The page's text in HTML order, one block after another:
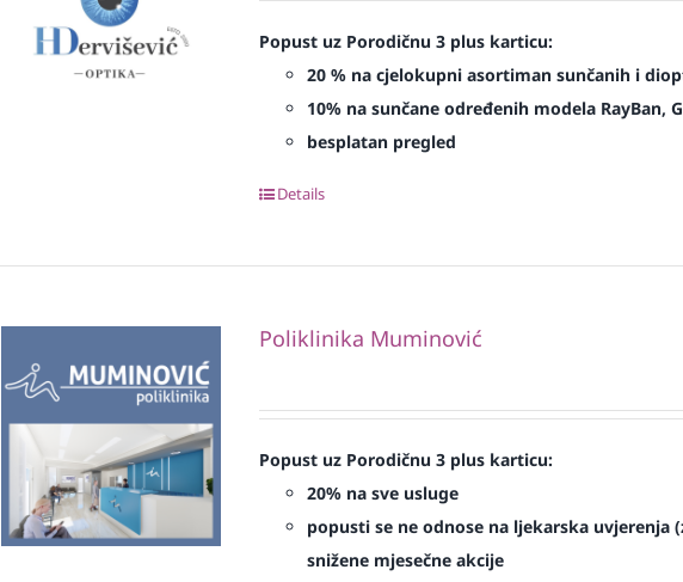
Popust uz Porodičnu 3 plus karticu:
20 % na cjelokupni asortiman sunčanih i
10% na sunčane određenih modela RayBan,
besplatan pregled
Details
Poliklinika Muminović
Popust uz Porodičnu 3 plus karticu:
20% na sve usluge
popusti se ne odnose na ljekarska uvjerenja
snižene mjesečne akcije